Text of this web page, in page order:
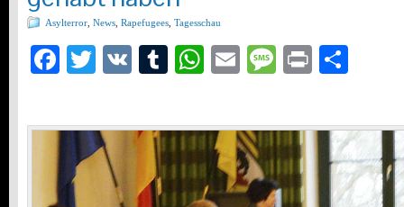
Asylterror News Rapefugees Tagesschau
Facebook
Twitter
VK Tumblr
WhatsApp
EmailMessage
Print